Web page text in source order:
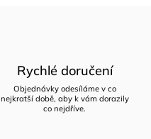
Rychlé doručení
Objednávky odesíláme v co
nejkratší době, aby k vám dorazily
co nejdříve.